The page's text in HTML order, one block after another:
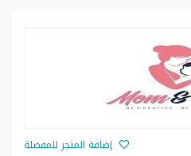
إضافة المتجر للمفضلة